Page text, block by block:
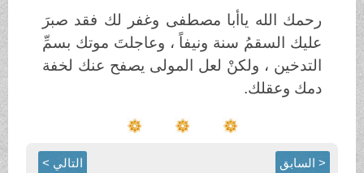
رحمك الله ياأبا مصطفى وغفر لك فقد صبرَ
عليك السقمُ سنة ونيفاً ، وعاجلتَ موتك بسمِّ
التدخين ، ولكنْ لعل المولى يصفح عنك لخفة
دمك وعقلك.
< السابق التالي >